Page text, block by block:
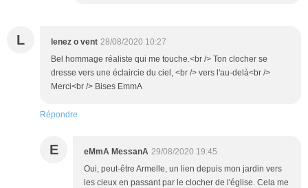
L lenez o vent 28/08/2020 10:27
Bel hommage réaliste qui me touche.<br /> Ton clocher se
dresse vers une éclaircie du ciel, <br /> vers l'au-delà<br />
Merci<br /> Bises EmmA
Répondre
E eMmA MessanA 29/08/2020 19:45
Oui, peut-être Armelle, un lien depuis mon jardin vers
les cieux en passant par le clocher de l'église. Cela me